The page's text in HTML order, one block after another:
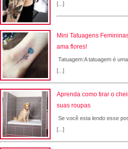
[...]
Mini Tatuagens
ama flores!
Tatuagem:A tatuagem é
[...]
Aprenda como tirar o
suas roupas
Se você esta lendo esse
[...]